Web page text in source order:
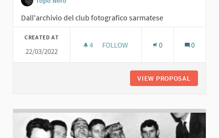
Dall'archivio del club fotografico sarmatese
CREATED AT
22/03/2022
4 4 FOLLOWERS
FOLLOW 0 0
VIEW PROPOSAL